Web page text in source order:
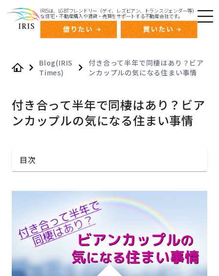
IRISは、LGBTフレンドリー（ゲイ、レズビアン、トランスジェンダー等）
な住宅・不動産購入や賃貸・売買をサポートする不動産会社です。
Blog(IRIS
Times)
付き合って半年で同棲はあり？ビア
ンカップルの気になる住まい事情
付き合って半年で同棲はあり？ビア
ンカップルの気になる住まい事情
目次